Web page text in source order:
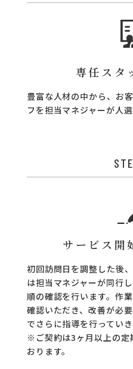
専任スタ
豊富な人材の中から、お
フを担当マネジャーが人選
サービス開
初回訪問日を調整した後
は担当マネジャーが同行
順の確認を行います。作
確認いただき、改善が必
でさらに指導を行っていき
※ご契約は3ヶ月以上の定
おります。